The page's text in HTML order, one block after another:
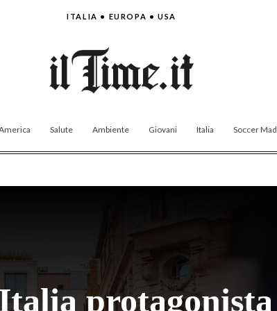
ITALIA • EUROPA • USA
Salute Ambiente Giovani Italia Soccer